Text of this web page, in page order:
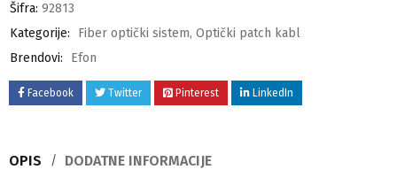
Šifra: 92813
Kategorije:
Fiber optički sistem, Optički patch kabl
Brendovi:
Efon
Facebook Twitter Pinterest LinkedIn
OPIS DODATNE INFORMACIJE